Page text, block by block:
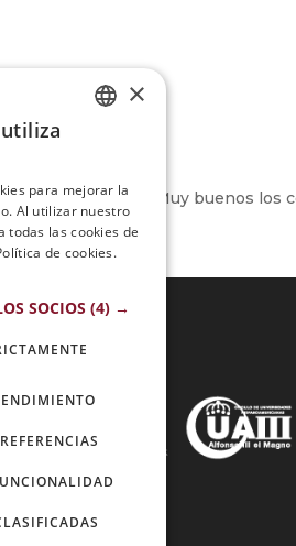
Muy buenos los
de Pago:
×
para mejorar la
Al utilizar nuestro
todas las cookies de
de cookies.
SOCIOS (4) →